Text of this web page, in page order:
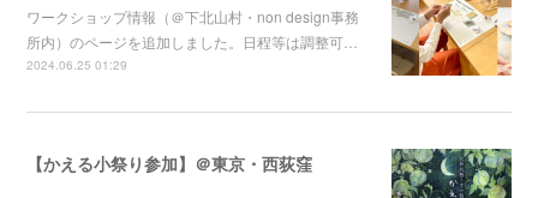
ワークショップ情報（＠下北山村・non design事務
所内）のページを追加しました。日程等は調整可…
2024.06.25 01:29
【かえる小祭り参加】＠東京・西荻窪